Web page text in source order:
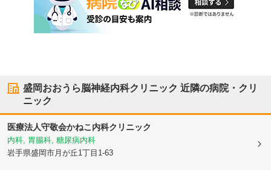
盛岡おおうら脳神経内科クリニック 近隣の病院・クリ
ニック
医療法人守敬会かねこ内科クリニック
内科, 胃腸科, 糖尿病内科
岩手県盛岡市月が丘1丁目1-63